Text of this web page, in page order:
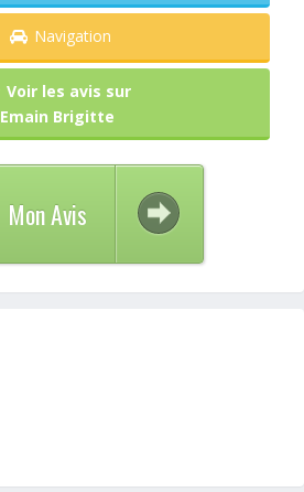
Navigation
Voir les avis sur
Emain Brigitte
Mon Avis